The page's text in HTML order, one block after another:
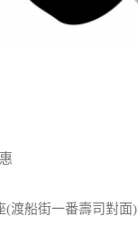
(渡船街一番壽司對面)